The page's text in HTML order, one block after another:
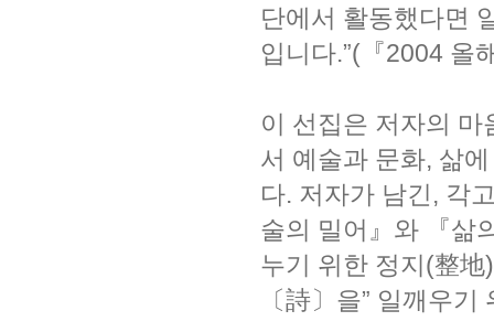
단에서 활동했다면
입니다.”(『2004 올
이 선집은 저자의
서 예술과 문화, 삶
다. 저자가 남긴, 각
술의 밀어』와 『삶
누기 위한 정지(整地
〔詩〕을” 일깨우